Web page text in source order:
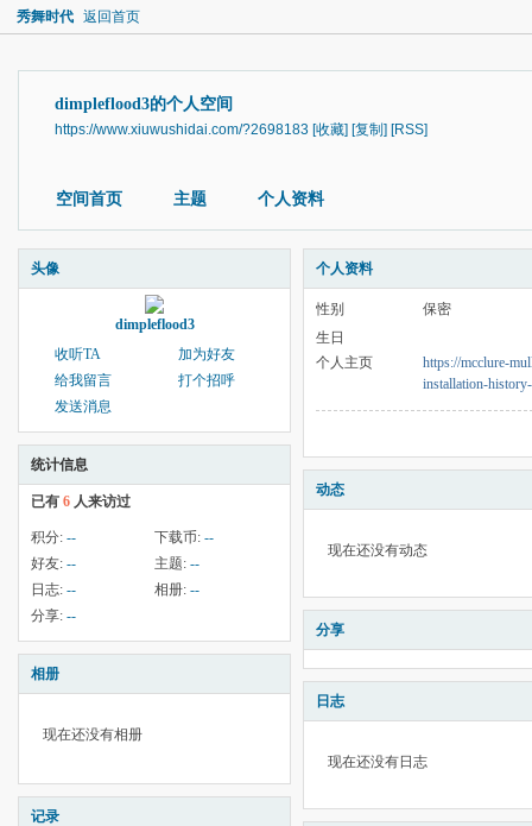
秀舞时代 返回首页
dimpleflood3的个人空间
https://www.xiuwushidai.com/?2698183 [收藏] [复制] [RSS]
空间首页 主题 个人资料
头像
dimpleflood3
收听TA
加为好友
给我留言
打个招呼
发送消息
统计信息
已有 6 人来访过
积分: -- 下载币: --
好友: -- 主题: --
日志: -- 相册: --
分享: --
相册
现在还没有相册
记录
个人资料
性别
保密
生日
个人主页
https://mcclure-
installation-
动态
现在还没有动态
分享
日志
现在还没有日志